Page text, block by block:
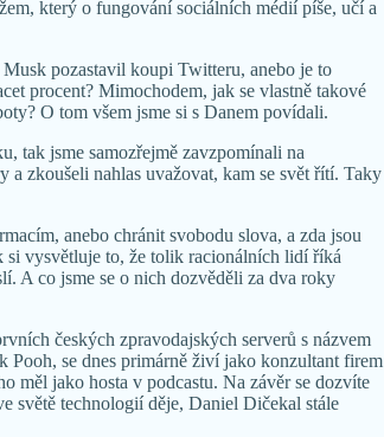
který o fungování sociálních médií píše, učí a
pozastavil koupi Twitteru, anebo je to
procent? Mimochodem, jak se vlastně takové
O tom všem jsme si s Danem povídali.
tak jsme samozřejmě zavzpomínali na
a zkoušeli nahlas uvažovat, kam se svět řítí. Taky
anebo chránit svobodu slova, a zda jsou
si vysvětluje to, že tolik racionálních lidí říká
A co jsme se o nich dozvěděli za dva roky
českých zpravodajských serverů s názvem
se dnes primárně živí jako konzultant firem
měl jako hosta v podcastu. Na závěr se dozvíte
světě technologií děje, Daniel Dičekal stále